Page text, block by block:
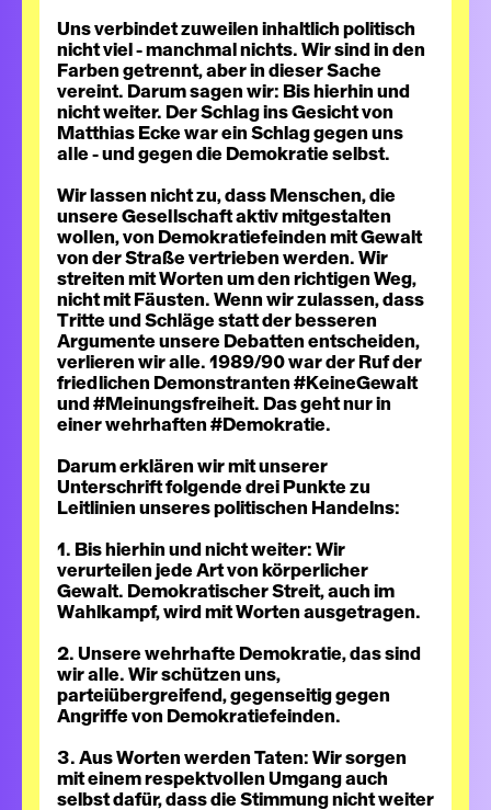
Uns verbindet zuweilen inhaltlich politisch
nicht viel - manchmal nichts. Wir sind in den
Farben getrennt, aber in dieser Sache
vereint. Darum sagen wir: Bis hierhin und
nicht weiter. Der Schlag ins Gesicht von
Matthias Ecke war ein Schlag gegen uns
alle - und gegen die Demokratie selbst.
Wir lassen nicht zu, dass Menschen, die
unsere Gesellschaft aktiv mitgestalten
wollen, von Demokratiefeinden mit Gewalt
von der Straße vertrieben werden. Wir
streiten mit Worten um den richtigen Weg,
nicht mit Fäusten. Wenn wir zulassen, dass
Tritte und Schläge statt der besseren
Argumente unsere Debatten entscheiden,
verlieren wir alle. 1989/90 war der Ruf der
friedlichen Demonstranten #KeineGewalt
und #Meinungsfreiheit. Das geht nur in
einer wehrhaften #Demokratie.
Darum erklären wir mit unserer
Unterschrift folgende drei Punkte zu
Leitlinien unseres politischen Handelns:
1. Bis hierhin und nicht weiter: Wir
verurteilen jede Art von körperlicher
Gewalt. Demokratischer Streit, auch im
Wahlkampf, wird mit Worten ausgetragen.
2. Unsere wehrhafte Demokratie, das sind
wir alle. Wir schützen uns,
parteiübergreifend, gegenseitig gegen
Angriffe von Demokratiefeinden.
3. Aus Worten werden Taten: Wir sorgen
mit einem respektvollen Umgang auch
selbst dafür, dass die Stimmung nicht weiter